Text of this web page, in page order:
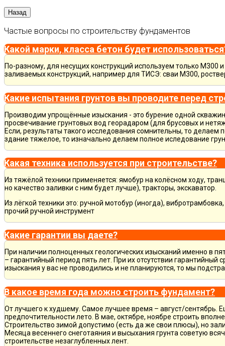
Частые вопросы по строительству фундаментов
Какой марки, класса бетон будет
По-разному, для несущих конструкций используем только М300
заливаемых конструкций, например для ТИСЭ: сваи М300,
Какие испытания грунтов вы проводите перед
Производим упрощённые изыскания - это бурение одной
просвечивание грунтовых вод георадаром (для брусовых и
Если, результаты такого исследования сомнительны, то
здание тяжелое, то изначально делаем полное иследование
Какая техника используется при строительстве?
Из тяжёлой техники применяется: ямобур на колёсном ходу,
но качество заливки с ним будет лучше), тракторы, экскаватор.
Из лёгкой техники это: ручной мотобур (иногда),
прочий ручной инструмент
Какие гарантии вы даете?
При наличии полноценных геологических изысканий именно в
– гарантийный период пять лет. При их отсутствии гарантийный
изыскания у вас не проводились и не планируются, то мы
В какое время года можно строить фундамент?
От лучшего к худшему. Самое лучшее время – август/сентябрь.
предпочтительности лето. В мае, октябре, ноябре строить
Строительство зимой допустимо (есть да же свои плюсы), но
Месяца весеннего снеготаяния и высыхания грунта советую
строительстве незаглубленных лент.